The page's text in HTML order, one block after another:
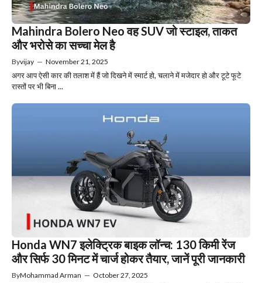
Mahindra Bolero Neo वह SUV जो स्टाइल, ताकत
और भरोसे का सच्चा मेल है
Byvijay — November 21, 2025
अगर आप ऐसी कार की तलाश में हैं जो दिखने में स्मार्ट हो, चलाने में मजेदार हो और टूटे फूटे
रास्तों पर भी बिना ...
Honda WN7 इलेक्ट्रिक बाइक लॉन्च: 130 किमी रेंज
और सिर्फ 30 मिनट में चार्ज होकर तैयार, जानें पूरी जानकारी
ByMohammad Arman — October 27, 2025